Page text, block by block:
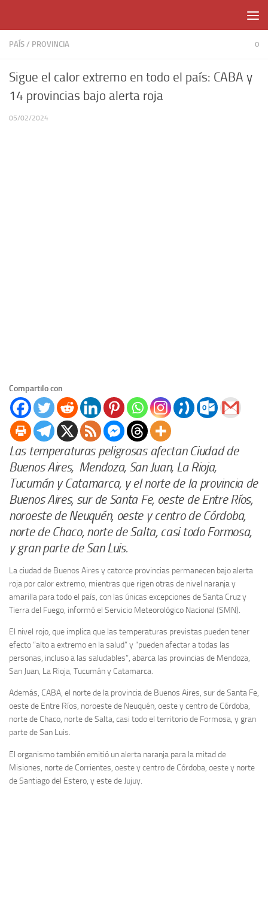
PAÍS / PROVINCIA 0
Sigue el calor extremo en todo el país: CABA y
14 provincias bajo alerta roja
05/02/2024
Compartilo con
Las temperaturas peligrosas afectan Ciudad de
Buenos Aires, Mendoza, San Juan, La Rioja,
Tucumán y Catamarca, y el norte de la provincia de
Buenos Aires, sur de Santa Fe, oeste de Entre Ríos,
noroeste de Neuquén, oeste y centro de Córdoba,
norte de Chaco, norte de Salta, casi todo Formosa,
y gran parte de San Luis.
La ciudad de Buenos Aires y catorce provincias permanecen bajo alerta
roja por calor extremo, mientras que rigen otras de nivel naranja y
amarilla para todo el país, con las únicas excepciones de Santa Cruz y
Tierra del Fuego, informó el Servicio Meteorológico Nacional (SMN).
El nivel rojo, que implica que las temperaturas previstas pueden tener
efecto “alto a extremo en la salud” y “pueden afectar a todas las
personas, incluso a las saludables”, abarca las provincias de Mendoza,
San Juan, La Rioja, Tucumán y Catamarca.
Además, CABA, el norte de la provincia de Buenos Aires, sur de Santa Fe,
oeste de Entre Ríos, noroeste de Neuquén, oeste y centro de Córdoba,
norte de Chaco, norte de Salta, casi todo el territorio de Formosa, y gran
parte de San Luis.
El organismo también emitió un alerta naranja para la mitad de
Misiones, norte de Corrientes, oeste y centro de Córdoba, oeste y norte
de Santiago del Estero, y este de Jujuy.